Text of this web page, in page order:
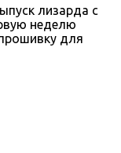
лизарда с
неделю
для